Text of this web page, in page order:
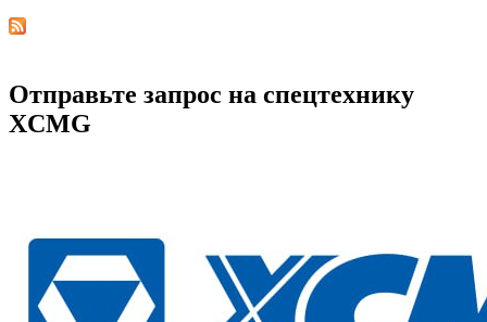
Отправьте запрос на спецтехнику
XCMG